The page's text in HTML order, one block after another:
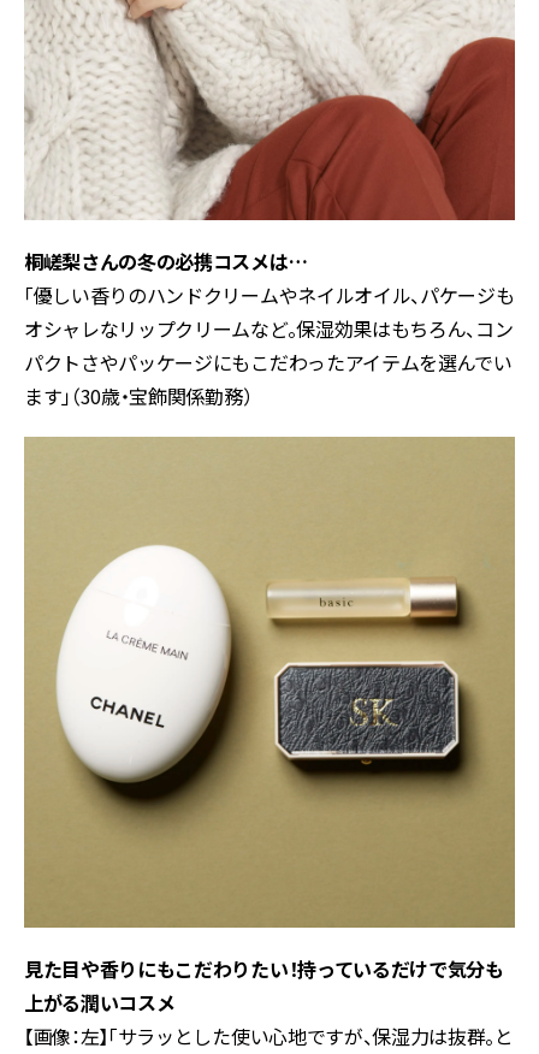
桐嵯梨さんの冬の必携コスメは…
「優しい香りのハンドクリームやネイルオイル、パケージも
オシャレなリップクリームなど。保湿効果はもちろん、コン
パクトさやパッケージにもこだわったアイテムを選んでい
ます」（30歳・宝飾関係勤務）
見た目や香りにもこだわりたい！持っているだけで気分も
上がる潤いコスメ
【画像：左】「サラッとした使い心地ですが、保湿力は抜群。と